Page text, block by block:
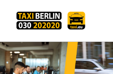
Inhalt
springen